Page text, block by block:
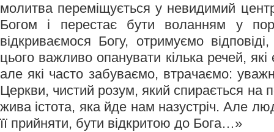
молитва переміщується у невидимий
Богом і перестає бути воланням у
відкриваємося Богу, отримуємо
цього важливо опанувати кілька речей,
але які часто забуваємо, втрачаємо:
Церкви, чистий розум, який спирається на
жива істота, яка йде нам назустріч. Але
її прийняти, бути відкритою до Бога…»